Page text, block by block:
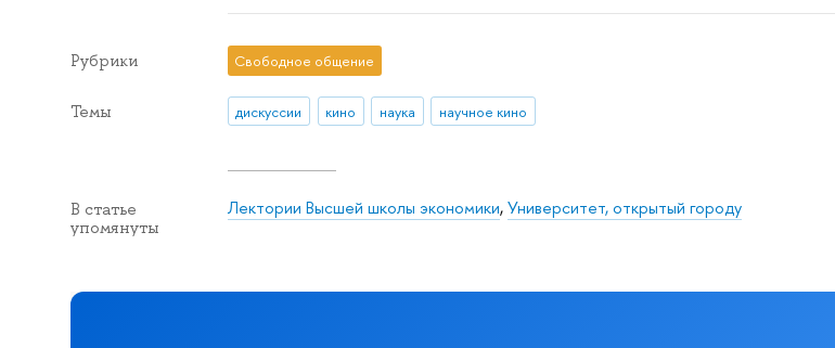
Рубрики Свободное общение
Темы дискуссии кино наука научное кино
В статье
упомянуты
Лектории Высшей школы экономики,Университет, открытый городу